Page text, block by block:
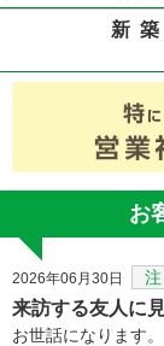
新
お
2026年06月30日
来訪する友人に
お世話になります。